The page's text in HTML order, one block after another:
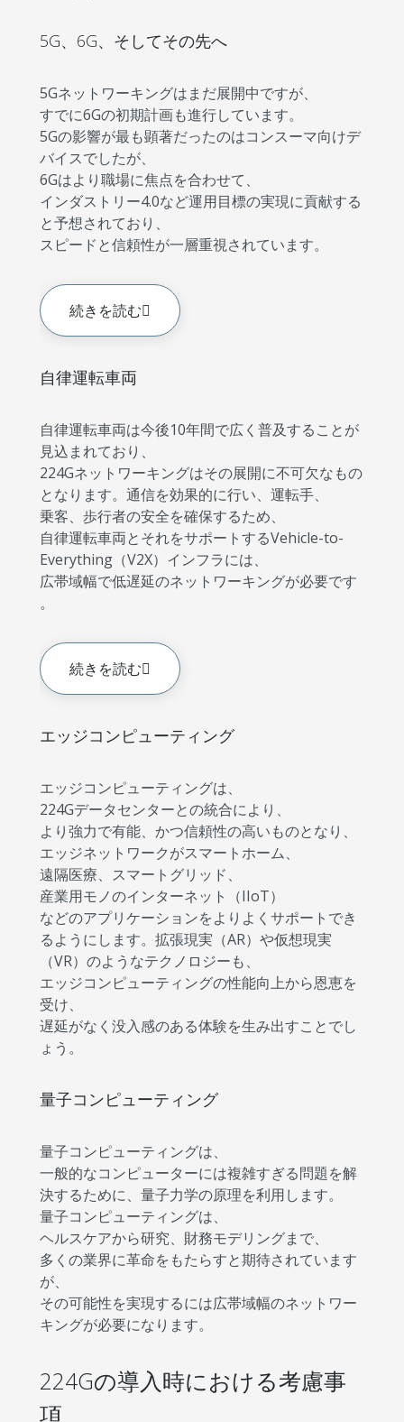
5G、6G、そしてその先へ
5Gネットワーキングはまだ展開中ですが、
すでに6Gの初期計画も進行しています。
5Gの影響が最も顕著だったのはコンスーマ向けデ
バイスでしたが、
6Gはより職場に焦点を合わせて、
インダストリー4.0など運用目標の実現に貢献する
と予想されており、
スピードと信頼性が一層重視されています。
続きを読む
自律運転車両
自律運転車両は今後10年間で広く普及することが
見込まれており、
224Gネットワーキングはその展開に不可欠なもの
となります。通信を効果的に行い、運転手、
乗客、歩行者の安全を確保するため、
自律運転車両とそれをサポートするVehicle-to-
Everything（V2X）インフラには、
広帯域幅で低遅延のネットワーキングが必要です
。
続きを読む
エッジコンピューティング
エッジコンピューティングは、
224Gデータセンターとの統合により、
より強力で有能、かつ信頼性の高いものとなり、
エッジネットワークがスマートホーム、
遠隔医療、スマートグリッド、
産業用モノのインターネット（IIoT）
などのアプリケーションをよりよくサポートでき
るようにします。拡張現実（AR）や仮想現実
（VR）のようなテクノロジーも、
エッジコンピューティングの性能向上から恩恵を
受け、
遅延がなく没入感のある体験を生み出すことでし
ょう。
量子コンピューティング
量子コンピューティングは、
一般的なコンピューターには複雑すぎる問題を解
決するために、量子力学の原理を利用します。
量子コンピューティングは、
ヘルスケアから研究、財務モデリングまで、
多くの業界に革命をもたらすと期待されています
が、
その可能性を実現するには広帯域幅のネットワー
キングが必要になります。
224Gの導入時における考慮事
項